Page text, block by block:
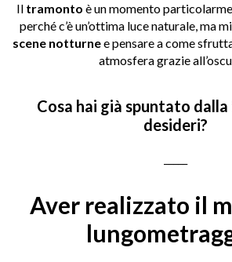
Il tramonto è un momento
perché c’è un’ottima luce naturale, ma
scene notturnee pensare a come
atmosfera grazie
Cosa hai già spuntato
desideri?
Aver realizzato il